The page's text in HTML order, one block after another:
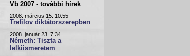
Vb 2007 - további hírek
2008. március 15. 10:55
Trefilov diktátorszerepben
2008. január 23. 7:34
Németh: Tiszta a
lelkiismeretem